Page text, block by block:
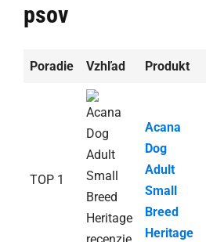
psov
Poradie Vzhľad Produkt
TOP 1
Acana
Dog
Adult
Small
Breed
Heritage